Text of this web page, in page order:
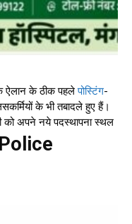
ऐलान के ठीक पहलेपोस्टिंग-
के भी तबादले हुए हैं।
को अपने नये पदस्थापना स्थल